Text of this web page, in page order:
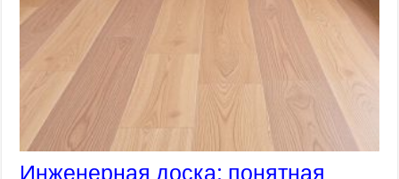
Инженерная доска: понятная